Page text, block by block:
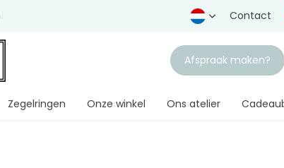
GratisContact
Afspraak maken?
Zegelringen Onze winkel Ons atelier